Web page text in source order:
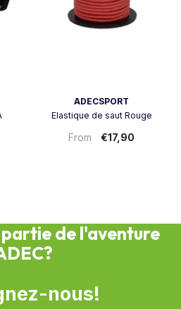
ADECSPORT
Elastique de saut Rouge
From €17,90
de l'aventure
nous!